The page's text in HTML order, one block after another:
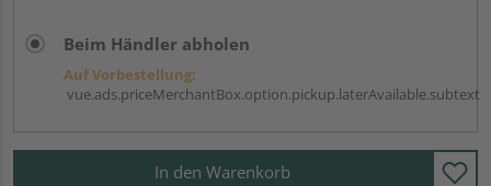
Beim Händler abholen
Auf Vorbestellung:
vue.ads.priceMerchantBox.option.pickup.laterAvailable.subtext
In den Warenkorb